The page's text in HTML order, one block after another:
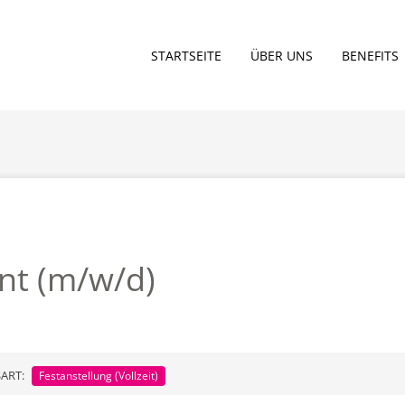
STARTSEITE ÜBER UNS BENEFITS
(m/w/d)
Festanstellung (Vollzeit)